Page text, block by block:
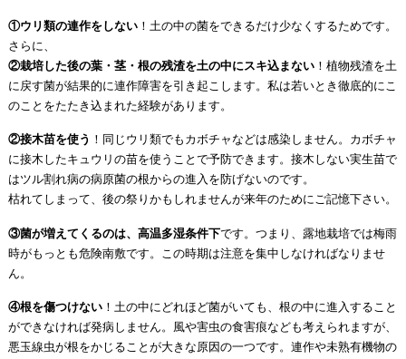
①ウリ類の連作をしない！土の中の菌をできるだけ少なくするためです。
さらに、
②栽培した後の葉・茎・根の残渣を土の中にスキ込まない！植物残渣を土
に戻す菌が結果的に連作障害を引き起こします。私は若いとき徹底的にこ
のことをたたき込まれた経験があります。
②接木苗を使う ！同じウリ類でもカボチャなどは感染しません。カボチャ
に接木したキュウリの苗を使うことで予防できます。接木しない実生苗で
はツル割れ病の病原菌の根からの進入を防げないのです。
枯れてしまって、後の祭りかもしれませんが来年のためにご記憶下さい。
③菌が増えてくるのは、高温多湿条件下です。つまり、露地栽培では梅雨
時がもっとも危険南敷です。この時期は注意を集中しなければなりませ
ん。
④根を傷つけない！土の中にどれほど菌がいても、根の中に進入すること
ができなければ発病しません。風や害虫の食害痕なども考えられますが、
悪玉線虫が根をかじることが大きな原因の一つです。連作や未熟有機物の